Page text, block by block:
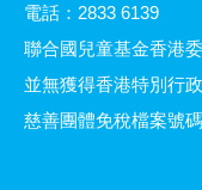
電話：2833 6139
聯合國兒童基金香港
並無獲得香港特別行
慈善團體免稅檔案號